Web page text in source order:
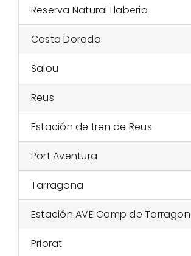
Reserva Natural Llaberia
Costa Dorada
Salou
Reus
Estación de tren de Reus
Port Aventura
Tarragona
Estación AVE Camp de
Priorat